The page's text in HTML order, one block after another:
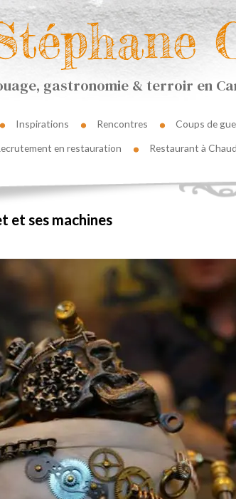
gastronomie & terroir en
Inspirations Rencontres Coups de
en restauration
Restaurant à
et ses machines